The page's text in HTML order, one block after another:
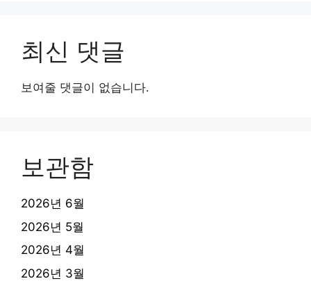
최신 댓글
보여줄 댓글이 없습니다.
보관함
2026년 6월
2026년 5월
2026년 4월
2026년 3월